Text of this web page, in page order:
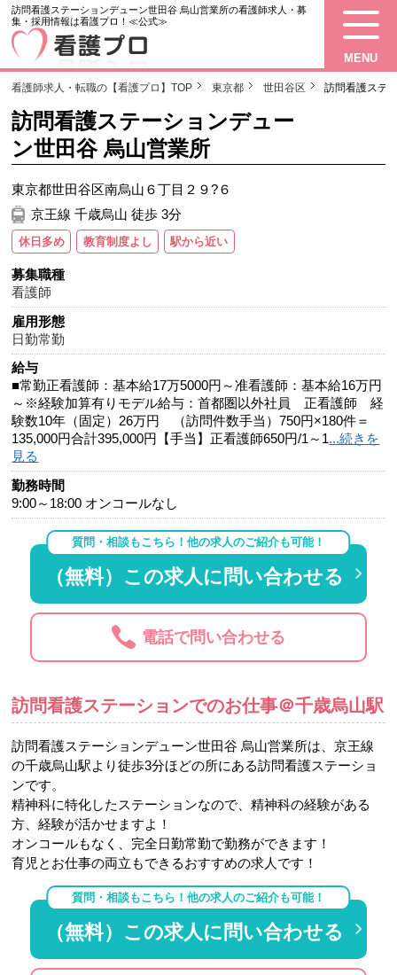
訪問看護ステーションデューン世田谷 烏山営業所の看護師求人・募
集・採用情報は看護プロ！≪公式≫
MENU
看護師求人・転職の【看護プロ】TOP 東京都 世田谷区 訪問看護ステ
訪問看護ステーションデュー
ン世田谷 烏山営業所
東京都世田谷区南烏山６丁目２９?６
京王線 千歳烏山 徒歩 3分
休日多め 教育制度よし 駅から近い
募集職種
看護師
雇用形態
日勤常勤
給与
■常勤正看護師：基本給17万5000円～准看護師：基本給16万円
～※経験加算有りモデル給与：首都圏以外社員 正看護師 経
験数10年（固定）26万円 （訪問件数手当）750円×180件＝
135,000円合計395,000円【手当】正看護師650円/1～1...続きを
見る
勤務時間
9:00～18:00 オンコールなし
質問・相談もこちら！他の求人のご紹介も可能！
（無料）この求人に問い合わせる
電話で問い合わせる
訪問看護ステーションでのお仕事＠千歳烏山駅
訪問看護ステーションデューン世田谷 烏山営業所は、京王線
の千歳烏山駅より徒歩3分ほどの所にある訪問看護ステーショ
ンです。
精神科に特化したステーションなので、精神科の経験がある
方、経験が活かせますよ！
オンコールもなく、完全日勤常勤で勤務ができます！
育児とお仕事の両立もできるおすすめの求人です！
質問・相談もこちら！他の求人のご紹介も可能！
（無料）この求人に問い合わせる